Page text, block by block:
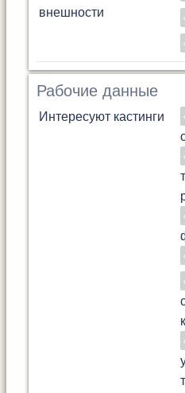
внешности
Рабочие данные
Интересуют кастинги